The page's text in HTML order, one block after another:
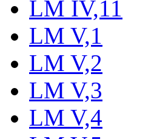
LM IV,11
LM V,1
LM V,2
LM V,3
LM V,4